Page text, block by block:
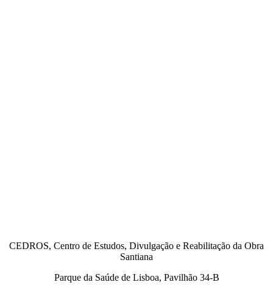
CEDROS, Centro de Estudos, Divulgação e Reabilitação da Obra
Santiana
Parque da Saúde de Lisboa, Pavilhão 34-B